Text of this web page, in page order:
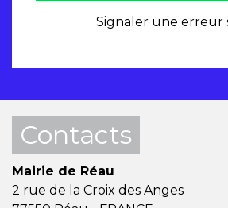
Signaler une erreur
Contacts
Mairie de Réau
2 rue de la Croix des Anges